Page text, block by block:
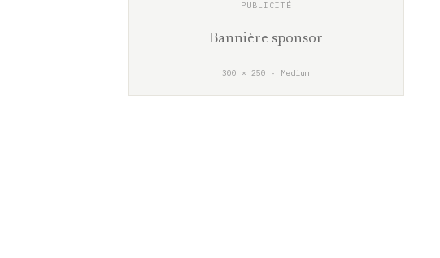
Bannière sponsor
300 × 250 · Medium